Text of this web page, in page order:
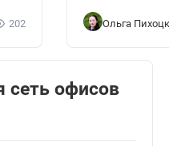
202 Ольга
сеть офисов